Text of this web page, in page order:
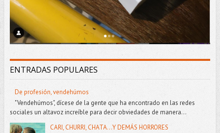
ENTRADAS POPULARES
De profesión, vendehúmos
"Vendehúmos", dícese de la gente que ha encontrado en las redes
sociales un altavoz increíble para decir obviedades de manera...
CARI, CHURRI, CHATA...Y DEMÁS HORRORES